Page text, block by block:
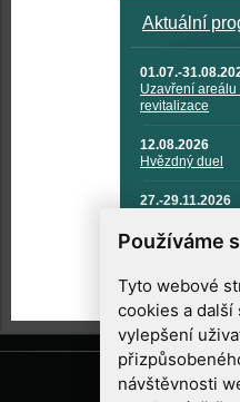
Používáme
Tyto webové
cookies a další
vylepšení
návštěvnosti
Aktuální
01.07.-
Uzavření areálu
revitalizace
12.08.2026
Hvězdný duel
27.-29.11.2026
TECHNIKA A
TECHNOLOGIE